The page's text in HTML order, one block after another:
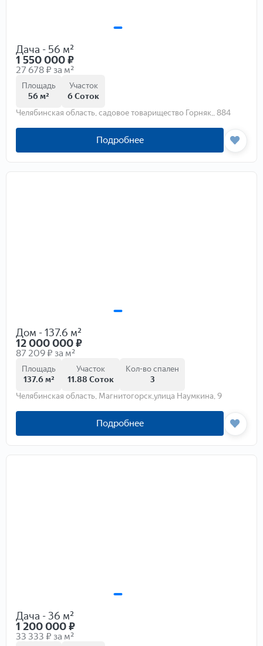
Дача - 56 м²
1 550 000₽
27 678 ₽ за м²
Площадь
56 м²
Участок
6 Соток
Челябинская область, садовое товарищество Горняк,, 884
Подробнее
Дом - 137.6 м²
12 000 000₽
87 209 ₽ за м²
Площадь
137.6 м²
Участок
11.88 Соток
Кол-во спален
3
Челябинская область, Магнитогорск,улица Наумкина, 9
Подробнее
Дача - 36 м²
1 200 000₽
33 333 ₽ за м²